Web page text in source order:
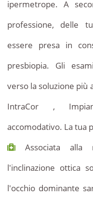
ipermetrope. A
professione, delle
essere presa in
presbiopia. Gli
verso la soluzione più
IntraCor ,
accomodativo. La tua
Associata alla
l'inclinazione ottica
l'occhio dominante